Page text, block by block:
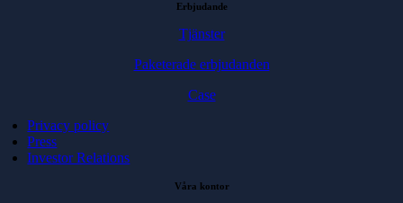
Erbjudande
Tjänster
Paketerade erbjudanden
Case
Privacy policy
Press
Investor Relations
Våra kontor